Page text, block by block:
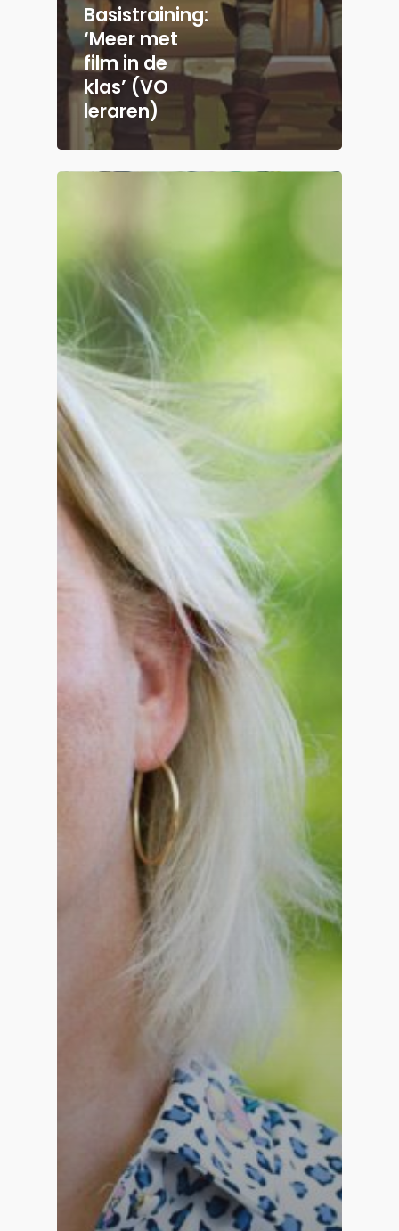
Basistraining:
‘Meer met
film in de
klas’ (VO
leraren)